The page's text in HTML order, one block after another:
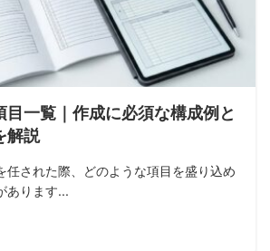
目一覧｜作成に必須な構成例と
解説
任された際、どのような項目を盛り込め
あります...